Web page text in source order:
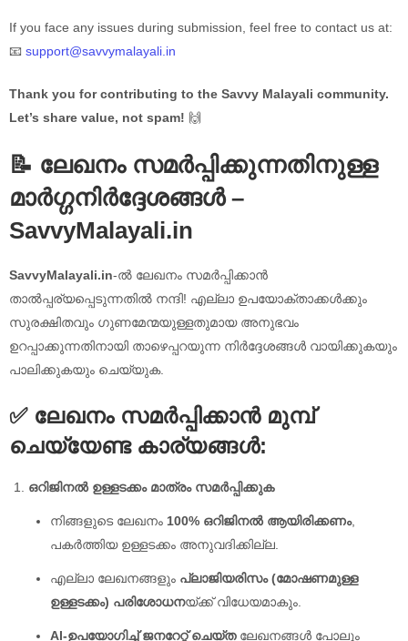
If you face any issues during submission, feel free to contact us at:
📧 support@savvymalayali.in
Thank you for contributing to the Savvy Malayali community.
Let’s share value, not spam! 🙌
📝 ലേഖനം സമർപ്പിക്കുന്നതിനുള്ള
മാർഗ്ഗനിർദ്ദേശങ്ങൾ –
SavvyMalayali.in
SavvyMalayali.in-ൽ ലേഖനം സമർപ്പിക്കാൻ
താൽപ്പര്യപ്പെടുന്നതിൽ നന്ദി! എല്ലാ ഉപയോക്താക്കൾക്കും
സുരക്ഷിതവും ഗുണമേന്മയുള്ളതുമായ അനുഭവം
ഉറപ്പാക്കുന്നതിനായി താഴെപ്പറയുന്ന നിർദ്ദേശങ്ങൾ വായിക്കുകയും
പാലിക്കുകയും ചെയ്യുക.
✅ ലേഖനം സമർപ്പിക്കാൻ മുമ്പ്
ചെയ്യേണ്ട കാര്യങ്ങൾ:
ഒറിജിനൽ ഉള്ളടക്കം മാത്രം സമർപ്പിക്കുക
നിങ്ങളുടെ ലേഖനം 100% ഒറിജിനൽ ആയിരിക്കണം,
പകർത്തിയ ഉള്ളടക്കം അനുവദിക്കില്ല.
എല്ലാ ലേഖനങ്ങളും പ്ലാജിയരിസം (മോഷണമുള്ള
ഉള്ളടക്കം) പരിശോധനയ്ക്ക് വിധേയമാകും.
AI-ഉപയോഗിച്ച് ജനറേറ്റ് ചെയ്തലേഖനങ്ങൾ പോലും